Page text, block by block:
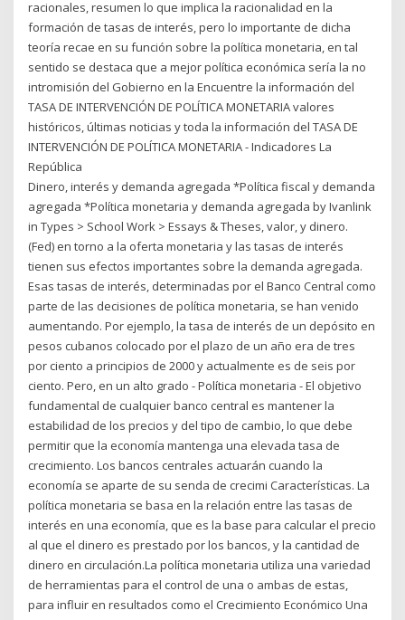
racionales, resumen lo que implica la racionalidad en la
formación de tasas de interés, pero lo importante de dicha
teoría recae en su función sobre la política monetaria, en tal
sentido se destaca que a mejor política económica sería la no
intromisión del Gobierno en la Encuentre la información del
TASA DE INTERVENCIÓN DE POLÍTICA MONETARIA valores
históricos, últimas noticias y toda la información del TASA DE
INTERVENCIÓN DE POLÍTICA MONETARIA - Indicadores La
República
Dinero, interés y demanda agregada *Política fiscal y demanda
agregada *Política monetaria y demanda agregada by Ivanlink
in Types > School Work > Essays & Theses, valor, y dinero.
(Fed) en torno a la oferta monetaria y las tasas de interés
tienen sus efectos importantes sobre la demanda agregada.
Esas tasas de interés, determinadas por el Banco Central como
parte de las decisiones de política monetaria, se han venido
aumentando. Por ejemplo, la tasa de interés de un depósito en
pesos cubanos colocado por el plazo de un año era de tres
por ciento a principios de 2000 y actualmente es de seis por
ciento. Pero, en un alto grado - Política monetaria - El objetivo
fundamental de cualquier banco central es mantener la
estabilidad de los precios y del tipo de cambio, lo que debe
permitir que la economía mantenga una elevada tasa de
crecimiento. Los bancos centrales actuarán cuando la
economía se aparte de su senda de crecimi Características. La
política monetaria se basa en la relación entre las tasas de
interés en una economía, que es la base para calcular el precio
al que el dinero es prestado por los bancos, y la cantidad de
dinero en circulación.La política monetaria utiliza una variedad
de herramientas para el control de una o ambas de estas,
para influir en resultados como el Crecimiento Económico Una